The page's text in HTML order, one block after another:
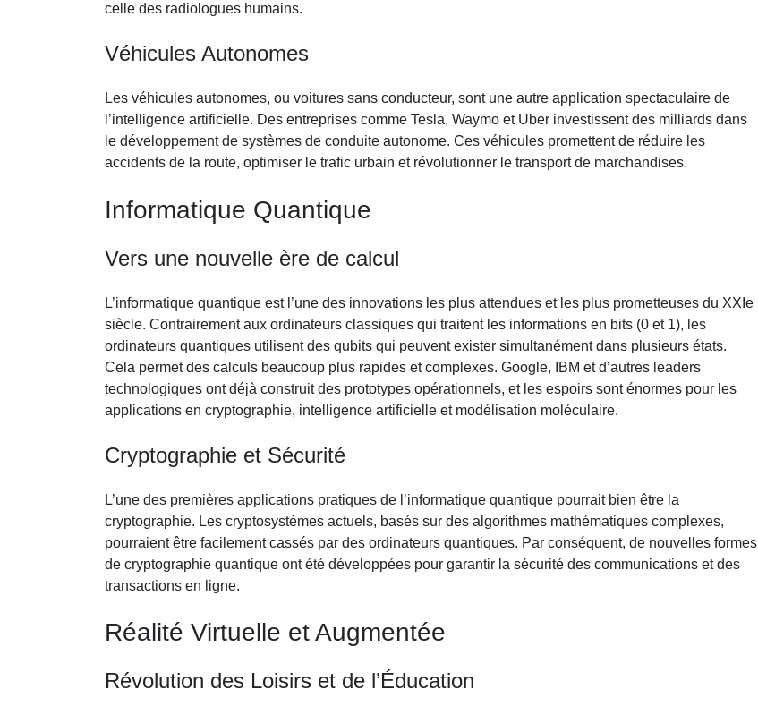
celle des radiologues humains.
Véhicules Autonomes
Les véhicules autonomes, ou voitures sans conducteur, sont une autre application spectaculaire de
l’intelligence artificielle. Des entreprises comme Tesla, Waymo et Uber investissent des milliards dans
le développement de systèmes de conduite autonome. Ces véhicules promettent de réduire les
accidents de la route, optimiser le trafic urbain et révolutionner le transport de marchandises.
Informatique Quantique
Vers une nouvelle ère de calcul
L’informatique quantique est l’une des innovations les plus attendues et les plus prometteuses du XXIe
siècle. Contrairement aux ordinateurs classiques qui traitent les informations en bits (0 et 1), les
ordinateurs quantiques utilisent des qubits qui peuvent exister simultanément dans plusieurs états.
Cela permet des calculs beaucoup plus rapides et complexes. Google, IBM et d’autres leaders
technologiques ont déjà construit des prototypes opérationnels, et les espoirs sont énormes pour les
applications en cryptographie, intelligence artificielle et modélisation moléculaire.
Cryptographie et Sécurité
L’une des premières applications pratiques de l’informatique quantique pourrait bien être la
cryptographie. Les cryptosystèmes actuels, basés sur des algorithmes mathématiques complexes,
pourraient être facilement cassés par des ordinateurs quantiques. Par conséquent, de nouvelles formes
de cryptographie quantique ont été développées pour garantir la sécurité des communications et des
transactions en ligne.
Réalité Virtuelle et Augmentée
Révolution des Loisirs et de l’Éducation